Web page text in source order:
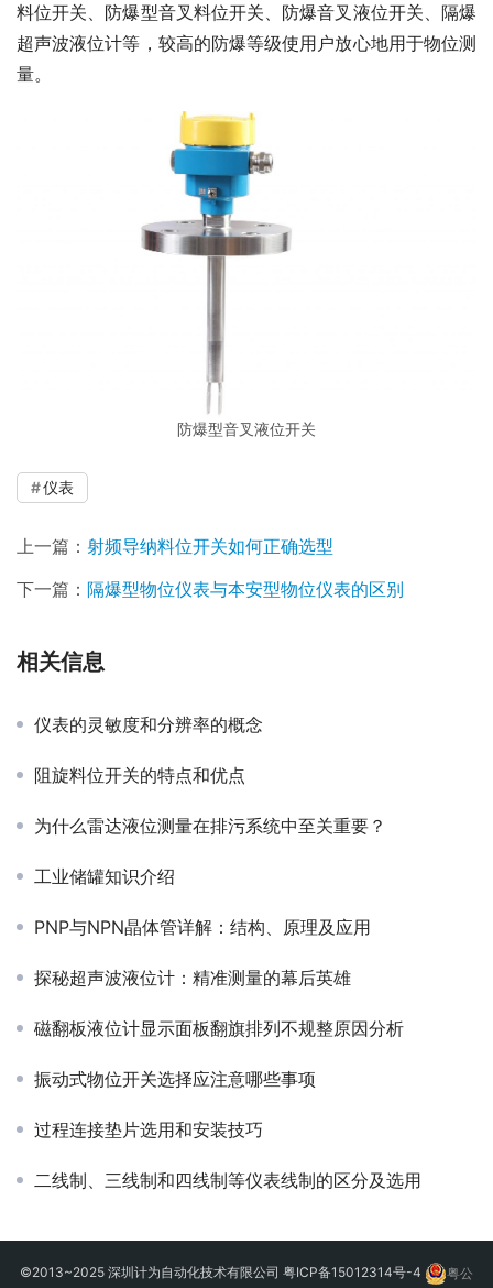
料位开关、防爆型音叉料位开关、防爆音叉液位开关、隔爆
超声波液位计等，较高的防爆等级使用户放心地用于物位测
量。
防爆型音叉液位开关
仪表
上一篇： 射频导纳料位开关如何正确选型
下一篇： 隔爆型物位仪表与本安型物位仪表的区别
相关信息
仪表的灵敏度和分辨率的概念
阻旋料位开关的特点和优点
为什么雷达液位测量在排污系统中至关重要？
工业储罐知识介绍
PNP与NPN晶体管详解：结构、原理及应用
探秘超声波液位计：精准测量的幕后英雄
磁翻板液位计显示面板翻旗排列不规整原因分析
振动式物位开关选择应注意哪些事项
过程连接垫片选用和安装技巧
二线制、三线制和四线制等仪表线制的区分及选用
©2013~2025 深圳计为自动化技术有限公司 粤ICP备15012314号-4
粤公